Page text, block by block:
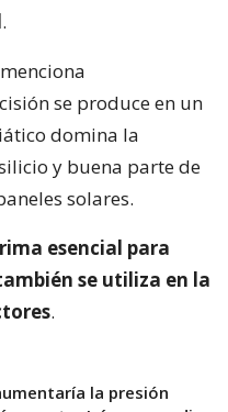
.
se produce en un
domina la
y buena parte de
solares.
esencial para
se utiliza en la
.
la presión